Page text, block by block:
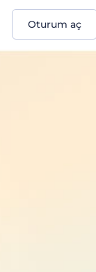
Oturum aç